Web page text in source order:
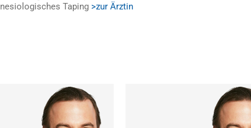
Taping >zur Ärztin